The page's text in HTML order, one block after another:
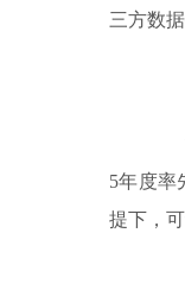
三方数
消
5年度率
提下，
随